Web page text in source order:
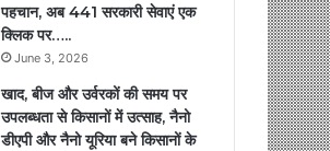
पहचान, अब 441 सरकारी सेवाएं एक
क्लिक पर…..
June 3, 2026
खाद, बीज और उर्वरकों की समय पर
उपलब्धता से किसानों में उत्साह, नैनो
डीएपी और नैनो यूरिया बने किसानों के